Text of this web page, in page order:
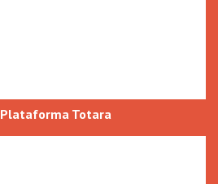
Plataforma Totara